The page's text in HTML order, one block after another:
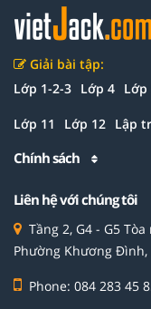
Giải bài tập:
Lớp 1-2-3 Lớp 4 Lớp
Lớp 11 Lớp 12 Lập
Chính sách
Liên hệ với chúng tôi
Tầng 2, G4 - G5
Phường Khương Đình,
Phone: 084 283 45